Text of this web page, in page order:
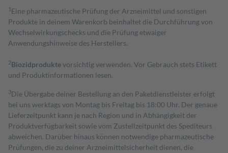
1 Eine pharmazeutische Prüfung der Arzneimittel und sonstigen
Produkte in deinem Warenkorb beinhaltet die Durchführung von
Wechselwirkungschecks und die Prüfung etwaiger
Anwendungshinweise des Herstellers.
2Biozidproduktevorsichtig verwenden. Vor Gebrauch stets Etikett
und Produktinformationen lesen.
3Die Übergabe deiner Bestellung an den Paketdienstleister erfolgt
bei uns werktags von Montag bis Freitag bis 18:00 Uhr. Der genaue
Lieferzeitpunkt kann je nach Region und in Abhängigkeit der
Produktverfügbarkeit sowie vom Zustellzeitpunkt des Spediteurs
abweichen. Darüber hinaus können notwendige pharmazeutische
Prüfungen, die zu deiner Arzneimittelsicherheit dienen, die